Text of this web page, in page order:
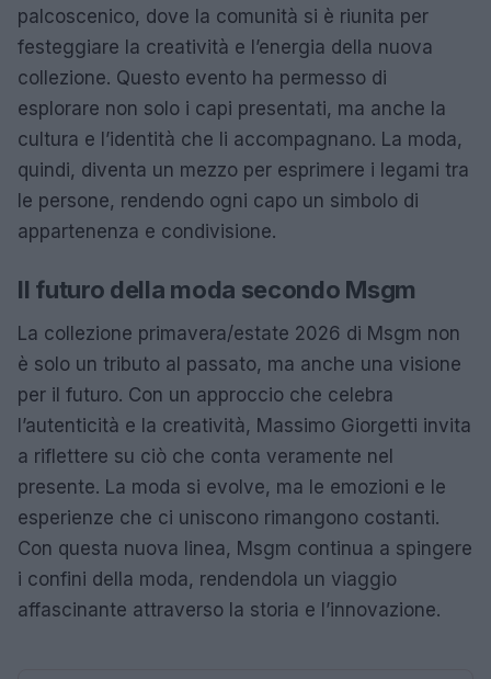
palcoscenico, dove la comunità si è riunita per
festeggiare la creatività e l’energia della nuova
collezione. Questo evento ha permesso di
esplorare non solo i capi presentati, ma anche la
cultura e l’identità che li accompagnano. La moda,
quindi, diventa un mezzo per esprimere i legami tra
le persone, rendendo ogni capo un simbolo di
appartenenza e condivisione.
Il futuro della moda secondo Msgm
La collezione primavera/estate 2026 di Msgm non
è solo un tributo al passato, ma anche una visione
per il futuro. Con un approccio che celebra
l’autenticità e la creatività, Massimo Giorgetti invita
a riflettere su ciò che conta veramente nel
presente. La moda si evolve, ma le emozioni e le
esperienze che ci uniscono rimangono costanti.
Con questa nuova linea, Msgm continua a spingere
i confini della moda, rendendola un viaggio
affascinante attraverso la storia e l’innovazione.